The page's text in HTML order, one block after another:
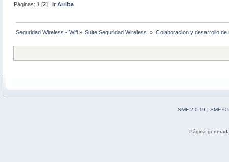
Páginas: 1 [2]Ir Arriba
Seguridad Wireless - Wifi » Suite Seguridad Wireless » Colaboracion y desarrollo de
SMF 2.0.19 | SMF ©
Página